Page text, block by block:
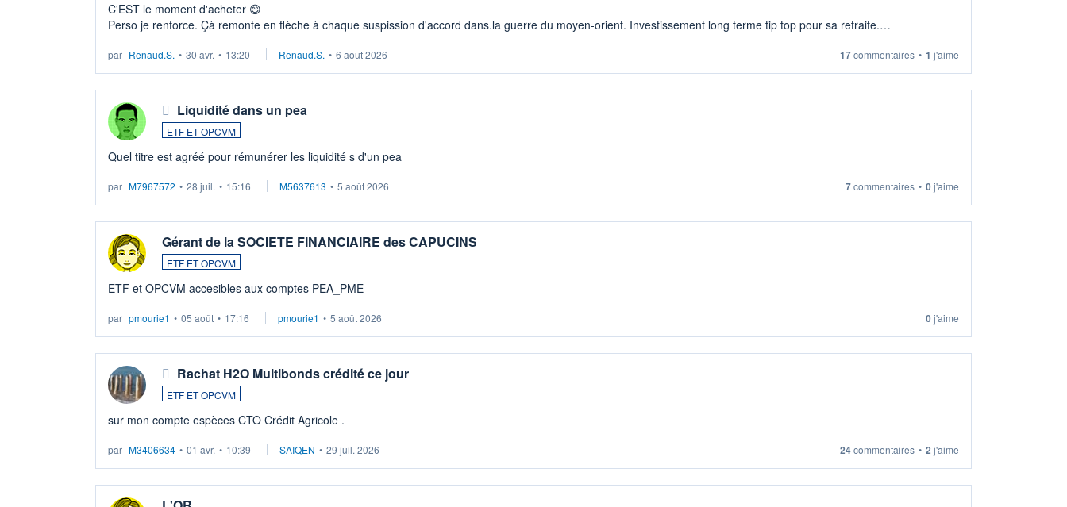
C'EST le moment d'acheter 😄​
Perso je renforce. Çà remonte en flèche à chaque suspission d'accord dans.la guerre du moyen-orient. Investissement long terme tip top pour sa retraite.
par Renaud.S. • 30 avr. • 13:20 Renaud.S. • 6 août 2026 17commentaires • 1 j'aime
Liquidité dans un pea
ETF ET OPCVM
Quel titre est agréé pour rémunérer les liquidité s d'un pea
par M7967572 • 28 juil. • 15:16 M5637613 • 5 août 2026 7commentaires • 0j'aime
Gérant de la SOCIETE FINANCIAIRE des CAPUCINS
ETF ET OPCVM
ETF et OPCVM accesibles aux comptes PEA_PME
par pmourie1 • 05 août • 17:16 pmourie1 • 5 août 2026 0j'aime
Rachat H2O Multibonds crédité ce jour
ETF ET OPCVM
sur mon compte espèces CTO Crédit Agricole .
par M3406634 • 01 avr. • 10:39 SAIQEN • 29 juil. 2026 24commentaires • 2 j'aime